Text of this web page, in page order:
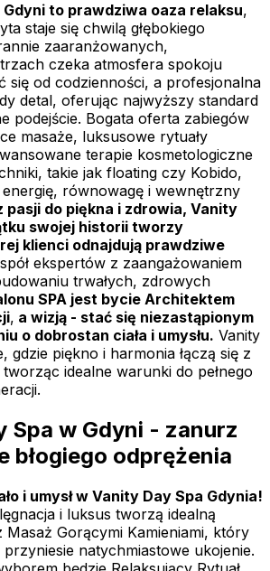
to prawdziwa oaza relaksu,
staje się chwilą głębokiego
zaaranżowanych,
czeka atmosfera spokoju
się od codzienności, a profesjonalna
detal, oferując najwyższy standard
podejście. Bogata oferta zabiegów
masaże, luksusowe rytuały
terapie kosmetologiczne
takie jak floating czy Kobido,
równowagę i wewnętrzny
pasji do piękna i zdrowia, Vanity
swojej historii tworzy
klienci odnajdują prawdziwe
ekspertów z zaangażowaniem
trwałych, zdrowych
SPA jest bycie Architektem
, a wizją - stać się niezastąpionym
o dobrostan ciała i umysłu. Vanity
gdzie piękno i harmonia łączą się z
idealne warunki do pełnego
Spa w Gdyni - zanurz
błogiego odprężenia
i umysł w Vanity Day Spa Gdynia!
i luksus tworzą idealną
Masaż Gorącymi Kamieniami, który
natychmiastowe ukojenie.